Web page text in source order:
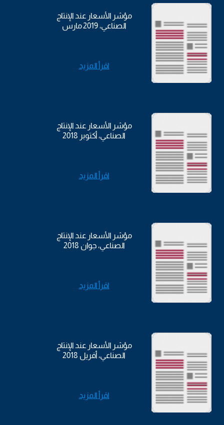
مؤشر الأسعار عند الإنتاج
الصناعي، 2019 مارس
اقرأ المزيد
مؤشر الأسعار عند الإنتاج
الصناعي، أكتوبر 2018
اقرأ المزيد
مؤشر الأسعار عند الإنتاج
الصناعي، جوان 2018
اقرأ المزيد
مؤشر الأسعار عند الإنتاج
الصناعي، أفريل 2018
اقرأ المزيد